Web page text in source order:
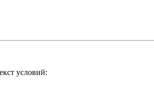
условий: